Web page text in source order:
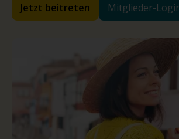
Jetzt beitreten Mitglieder-